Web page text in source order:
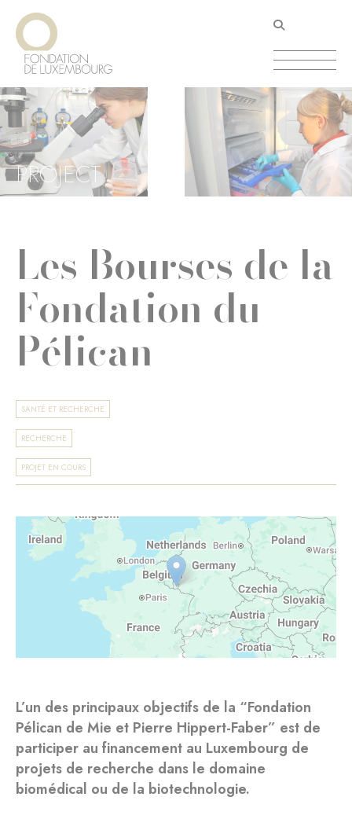
Aller
contenu
principal
PROJECT
Les Bourses de la
Fondation du
Pélican
SANTÉ ET RECHERCHE
RECHERCHE
PROJET EN COURS
L’un des principaux objectifs de la “Fondation
Pélican de Mie et Pierre Hippert-Faber” est de
participer au financement au Luxembourg de
projets de recherche dans le domaine
biomédical ou de la biotechnologie.
Panneau de gestion des cookies